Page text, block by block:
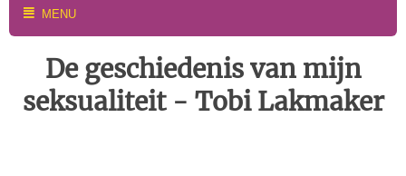
MENU
De geschiedenis van mijn
seksualiteit - Tobi Lakmaker